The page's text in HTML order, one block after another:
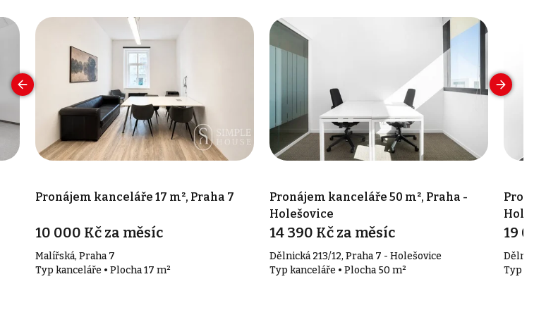
Pronájem kanceláře 17 m², Praha 7
10 000 Kč za měsíc
Malířská, Praha 7
Typ kanceláře • Plocha 17 m²
Pronájem kanceláře 50 m², Praha -
Holešovice
14 390 Kč za měsíc
Dělnická 213/12, Praha 7 - Holešovice
Typ kanceláře • Plocha 50 m²
19
Dělnická
Typ